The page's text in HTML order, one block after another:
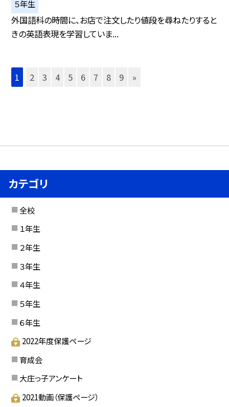
５年生
外国語科の時間に、お店で注文したり値段を尋ねたりすると
きの英語表現を学習していま...
1 2 3 4 5 6 7 8 9 »
カテゴリ
全校
１年生
２年生
３年生
４年生
５年生
６年生
2022年度保護ページ
育成会
大庄っ子アンケート
2021動画（保護ページ）